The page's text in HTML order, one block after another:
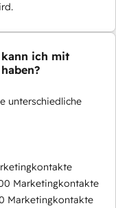
ich mit
unterschiedliche
Marketingkontakte
Marketingkontakte